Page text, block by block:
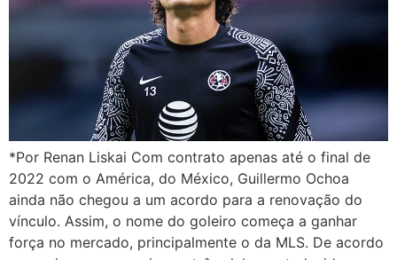
*Por Renan Liskai Com contrato apenas até o final de
2022 com o América, do México, Guillermo Ochoa
ainda não chegou a um acordo para a renovação do
vínculo. Assim, o nome do goleiro começa a ganhar
força no mercado, principalmente o da MLS. De acordo